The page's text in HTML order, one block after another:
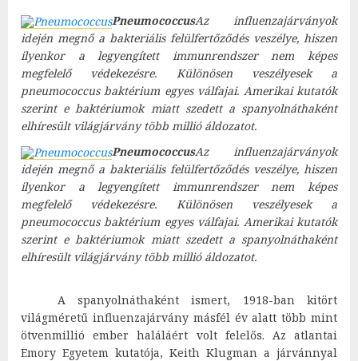
PneumococcusAz influenzajárványok
idején megnő a bakteriális felülfertőződés veszélye, hiszen
ilyenkor a legyengített immunrendszer nem képes
megfelelő védekezésre. Különösen veszélyesek a
pneumococcus baktérium egyes válfajai. Amerikai kutatók
szerint e baktériumok miatt szedett a spanyolnáthaként
elhíresült világjárvány több millió áldozatot.
PneumococcusAz influenzajárványok
idején megnő a bakteriális felülfertőződés veszélye, hiszen
ilyenkor a legyengített immunrendszer nem képes
megfelelő védekezésre. Különösen veszélyesek a
pneumococcus baktérium egyes válfajai. Amerikai kutatók
szerint e baktériumok miatt szedett a spanyolnáthaként
elhíresült világjárvány több millió áldozatot.
A spanyolnáthaként ismert, 1918-ban kitört
világméretű influenzajárvány másfél év alatt több mint
ötvenmillió ember haláláért volt felelős. Az atlantai
Emory Egyetem kutatója, Keith Klugman a járvánnyal